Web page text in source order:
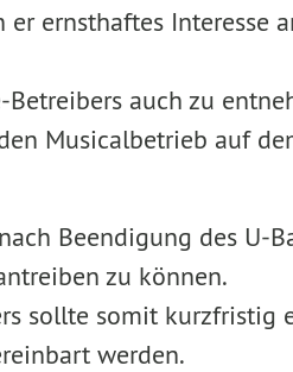
ernsthaftes Interesse
auch zu
Musicalbetrieb auf
Beendigung des U-
zu können.
sollte somit kurzfristig
werden.